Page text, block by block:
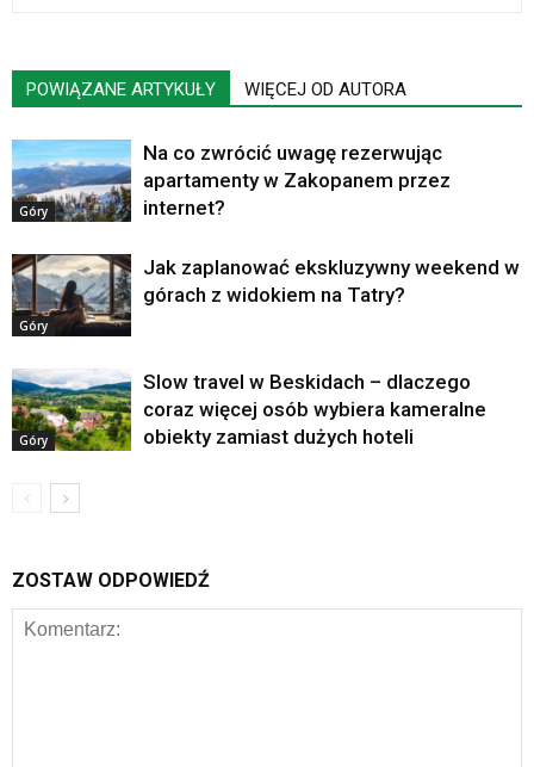
POWIĄZANE ARTYKUŁY WIĘCEJ OD AUTORA
Góry
Na co zwrócić uwagę rezerwując
apartamenty w Zakopanem przez
internet?
Góry
Jak zaplanować ekskluzywny weekend w
górach z widokiem na Tatry?
Góry
Slow travel w Beskidach – dlaczego
coraz więcej osób wybiera kameralne
obiekty zamiast dużych hoteli
ZOSTAW ODPOWIEDŹ